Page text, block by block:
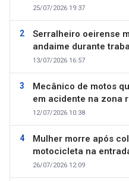
25/07/2026 19:37
Serralheiro oeirense
andaime durante
13/07/2026 16:57
Mecânico de motos
em acidente na zona
12/07/2026 10:38
Mulher morre após
motocicleta na
26/07/2026 12:09